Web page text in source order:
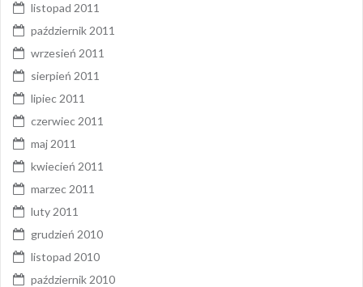
listopad 2011
październik 2011
wrzesień 2011
sierpień 2011
lipiec 2011
czerwiec 2011
maj 2011
kwiecień 2011
marzec 2011
luty 2011
grudzień 2010
listopad 2010
październik 2010